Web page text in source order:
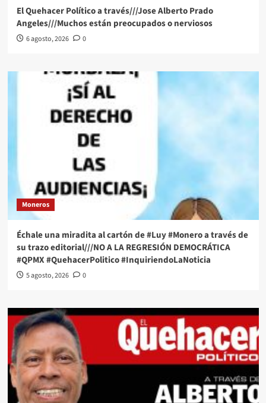
El Quehacer Político a través///Jose Alberto Prado
Angeles///Muchos están preocupados o nerviosos
6 agosto, 2026 0
Moneros
Échale una miradita al cartón de #Luy #Monero a través de
su trazo editorial///NO A LA REGRESIÓN DEMOCRÁTICA
#QPMX #QuehacerPolitico #InquiriendoLaNoticia
5 agosto, 2026 0